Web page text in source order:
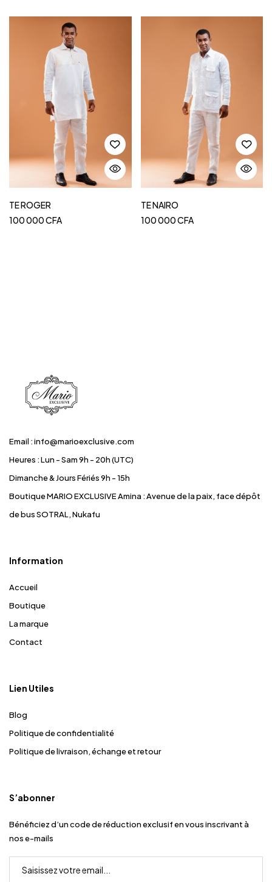
TE ROGER
100 000CFA
TE NAIRO
100 000CFA
Email : info@marioexclusive.com
Heures : Lun - Sam 9h - 20h (UTC)
Dimanche & Jours Fériés 9h - 15h
Boutique MARIO EXCLUSIVE Amina : Avenue de la paix, face dépôt
de bus SOTRAL, Nukafu
Information
Accueil
Boutique
La marque
Contact
Lien Utiles
Blog
Politique de confidentialité
Politique de livraison, échange et retour
S’abonner
Bénéficiez d’un code de réduction exclusif en vous inscrivant à
nos e-mails